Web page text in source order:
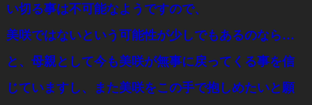
い切る事は不可能なようですので、
美咲ではないという可能性が少しでもあるのなら…
と、母親として今も美咲が無事に戻ってくる事を信
じていますし、また美咲をこの手で抱しめたいと願